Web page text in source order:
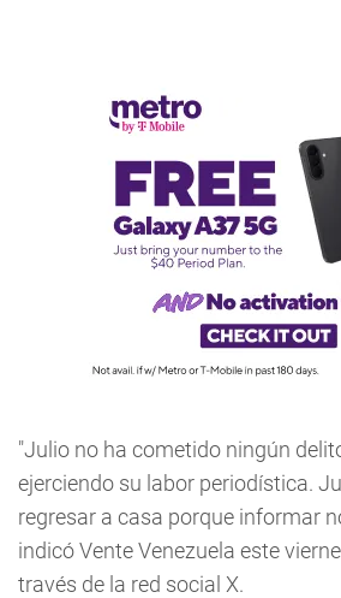
"Julio no ha cometido ningún
ejerciendo su labor periodística.
regresar a casa porque informar
indicó Vente Venezuela este
través de la red social X.